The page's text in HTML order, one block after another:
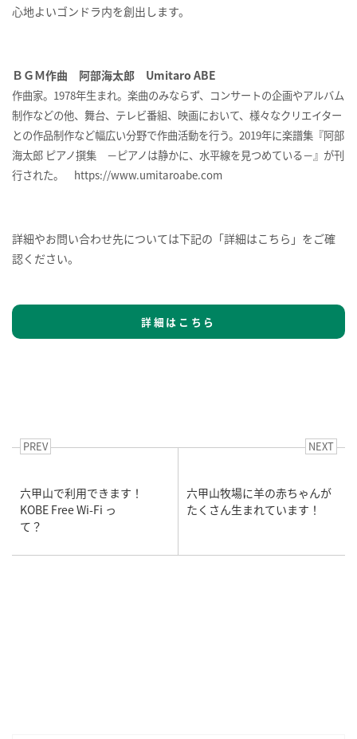
心地よいゴンドラ内を創出します。
ＢＧＭ作曲 阿部海太郎 Umitaro ABE
作曲家。1978年生まれ。楽曲のみならず、コンサートの企画やアルバム
制作などの他、舞台、テレビ番組、映画において、様々なクリエイター
との作品制作など幅広い分野で作曲活動を行う。2019年に楽譜集『阿部
海太郎 ピアノ撰集 －ピアノは静かに、水平線を見つめている－』が刊
行された。 https://www.umitaroabe.com
詳細やお問い合わせ先については下記の「詳細はこちら」をご確
認ください。
詳細はこちら
PREV
六甲山で利用できます！
KOBE Free Wi-Fi っ
て？
NEXT
六甲山牧場に羊の赤ちゃんが
たくさん生まれています！